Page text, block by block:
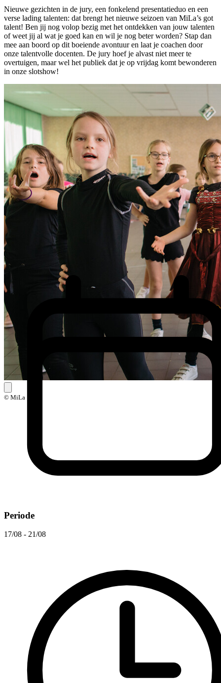
Nieuwe gezichten in de jury, een fonkelend presentatieduo en een
verse lading talenten: dat brengt het nieuwe seizoen van MiLa’s got
talent! Ben jij nog volop bezig met het ontdekken van jouw talenten
of weet jij al wat je goed kan en wil je nog beter worden? Stap dan
mee aan boord op dit boeiende avontuur en laat je coachen door
onze talentvolle docenten. De jury hoef je alvast niet meer te
overtuigen, maar wel het publiek dat je op vrijdag komt bewonderen
in onze slotshow!
© MiLa
Periode
17/08 - 21/08